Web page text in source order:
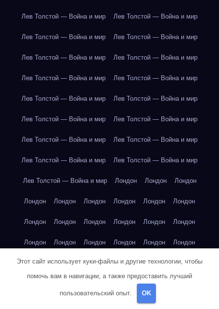
Лев Толстой — Война и мир Лев Толстой — Война и мир
Лев Толстой — Война и мир Лев Толстой — Война и мир
Лев Толстой — Война и мир Лев Толстой — Война и мир
Лев Толстой — Война и мир Лев Толстой — Война и мир
Лев Толстой — Война и мир Лев Толстой — Война и мир
Лев Толстой — Война и мир Лев Толстой — Война и мир
Лев Толстой — Война и мир Лев Толстой — Война и мир
Лев Толстой — Война и мир Лев Толстой — Война и мир
Лев Толстой — Война и мир Лондон Лондон Лондон
Лондон Лондон Лондон Лондон Лондон Лондон
Лондон Лондон Лондон Лондон Лондон Лондон
Лондон Лондон Лондон Лондон Лондон Лондон
Лондон Лондон Лондон Лондон Лос-Анджелес
Лос-Анджелес
Лос-Анджелес
Этот сайт использует куки-файлы и другие технологии, чтобы
помочь вам в навигации, а также предоставить лучший
пользовательский опыт. OK